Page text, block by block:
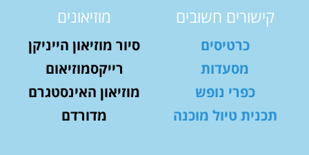
קישורים חשובים
כרטיסים
מסעדות
כפרי נופש
תכנית טיול מוכנה
מוזיאונים
סיור מוזיאון הייניקן
רייקסמוזיאום
מוזיאון האינסטגרם
מדורדם